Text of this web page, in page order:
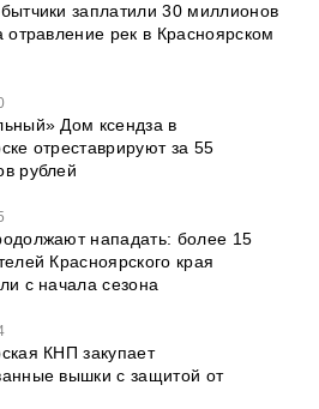
заплатили 30 миллионов
отравление рек в Красноярском
Дом ксендза в
отреставрируют за 55
рублей
нападать: более 15
Красноярского края
с начала сезона
КНП закупает
вышки с защитой от